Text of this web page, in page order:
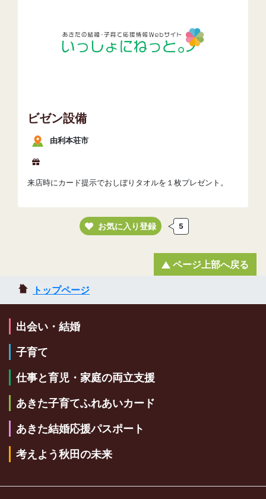
ビゼン設備
由利本荘市
来店時にカード提示でおしぼりタオルを１枚プレゼント。
お気に入り登録 5
トップページ
ページ上部へ戻る
出会い・結婚
子育て
仕事と育児・家庭の両立支援
あきた子育てふれあいカード
あきた結婚応援パスポート
考えよう秋田の未来